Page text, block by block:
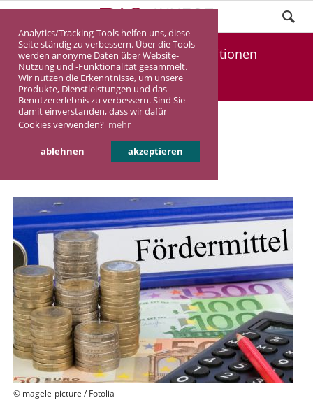
Analytics/Tracking-Tools helfen uns, diese
Seite ständig zu verbessern. Über die Tools
werden anonyme Daten über Website-
Nutzung und -Funktionalität gesammelt.
Wir nutzen die Erkenntnisse, um unsere
Produkte, Dienstleistungen und das
Benutzererlebnis zu verbessern. Sind Sie
damit einverstanden, dass wir dafür
Cookies verwenden? mehr
ablehnen akzeptieren
KfW verbessert Förderkonditionen
DASINVEST Aktuelles
KfW verbessert
Förderkonditionen
© magele-picture / Fotolia